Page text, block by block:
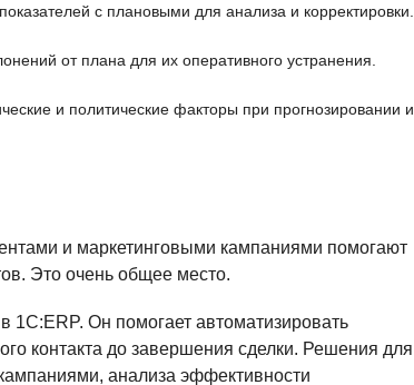
с плановыми для анализа и корректировки.
от плана для их оперативного устранения.
и политические факторы при прогнозировании и
и маркетинговыми кампаниями помогают
Это очень общее место.
1С:ERP. Он помогает автоматизировать
контакта до завершения сделки. Решения для
анализа эффективности